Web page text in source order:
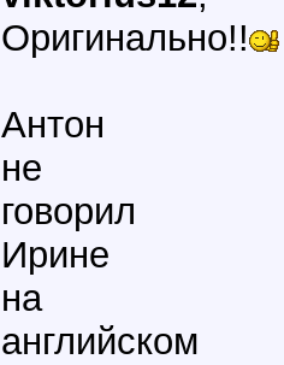
Оригинально!!
Антон
не
говорил
Ирине
на
английском